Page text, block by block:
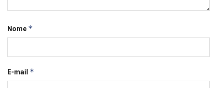
Nome *
E-mail *